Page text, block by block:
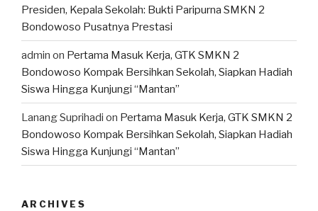
Presiden, Kepala Sekolah: Bukti Paripurna SMKN 2
Bondowoso Pusatnya Prestasi
admin on Pertama Masuk Kerja, GTK SMKN 2
Bondowoso Kompak Bersihkan Sekolah, Siapkan Hadiah
Siswa Hingga Kunjungi “Mantan”
Lanang Suprihadi on Pertama Masuk Kerja, GTK SMKN 2
Bondowoso Kompak Bersihkan Sekolah, Siapkan Hadiah
Siswa Hingga Kunjungi “Mantan”
ARCHIVES